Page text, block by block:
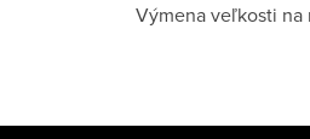
Výmena veľkosti na